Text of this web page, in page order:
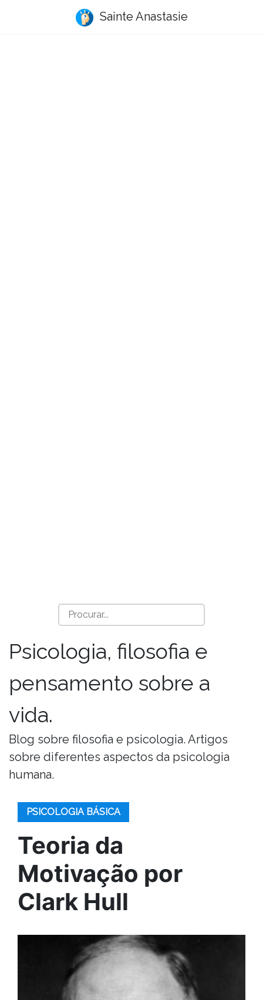
Sainte Anastasie
Psicologia, filosofia e
pensamento sobre a
vida.
Blog sobre filosofia e psicologia. Artigos
sobre diferentes aspectos da psicologia
humana.
PSICOLOGIA BÁSICA
Teoria da
Motivação por
Clark Hull